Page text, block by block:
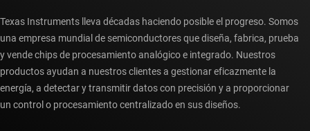
Texas Instruments lleva décadas haciendo posible el progreso. Somos
una empresa mundial de semiconductores que diseña, fabrica, prueba
y vende chips de procesamiento analógico e integrado. Nuestros
productos ayudan a nuestros clientes a gestionar eficazmente la
energía, a detectar y transmitir datos con precisión y a proporcionar
un control o procesamiento centralizado en sus diseños.